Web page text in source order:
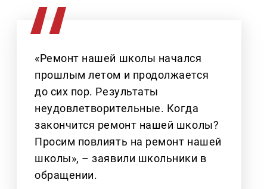
«Ремонт нашей школы начался
прошлым летом и продолжается
до сих пор. Результаты
неудовлетворительные. Когда
закончится ремонт нашей школы?
Просим повлиять на ремонт нашей
школы», – заявили школьники в
обращении.